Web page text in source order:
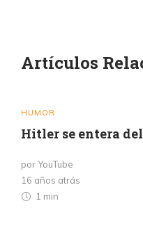
Artículos
HUMOR
Hitler se entera
por YouTube
16 años atrás
1 min